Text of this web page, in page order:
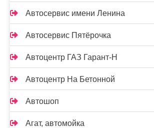
Автосервис имени Ленина
Автосервис Пятёрочка
Автоцентр ГАЗ Гарант-Н
Автоцентр На Бетонной
Автошоп
Агат, автомойка